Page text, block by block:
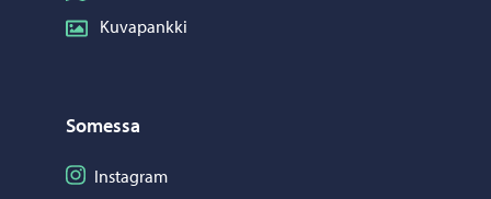
Kuvapankki
Somessa
Seuraa Instagram
Instagram